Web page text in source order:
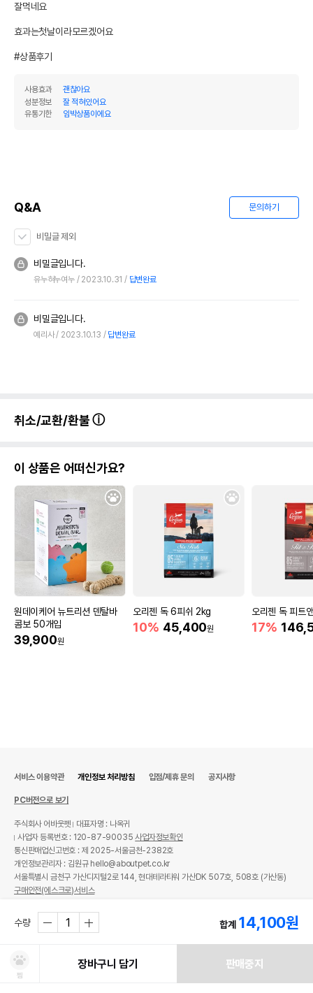
잘먹네요
효과는첫날이라모르겠어요
#상품후기
사용효과
괜찮아요
성분정보
잘 적혀있어요
유통기한
임박상품이에요
Q&A 문의하기
비밀글 제외
비밀글입니다.
유누혀누여누 2023.10.31 답변완료
비밀글입니다.
예리사 2023.10.13 답변완료
취소/교환/환불
이 상품은 어떠신가요?
원데이케어 뉴트리션 덴탈바
콤보 50개입
39,900원
오리젠 독 6피쉬 2kg
10% 45,400원
오리젠 독 피트
17%
수량 합계 14,100원
찜
장바구니 담기 판매중지
서비스 이용약관 개인정보 처리방침 입점/제휴 문의 공지사항
PC버전으로 보기
주식회사 어바웃펫
대표자명 : 나옥귀
사업자 등록번호 : 120-87-90035사업자정보확인
통신판매업신고번호 : 제 2025-서울금천-2382호
개인정보관리자 : 김원규 hello@aboutpet.co.kr
서울특별시 금천구 가산디지털2로 144, 현대테라타워 가산DK 507호, 508호 (가산동)
구매안전(에스크로)서비스